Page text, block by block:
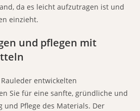
da es leicht aufzutragen ist und
einzieht.
und pflegen mit
entwickelten
Sie für eine sanfte, gründliche und
und Pflege des Materials. Der